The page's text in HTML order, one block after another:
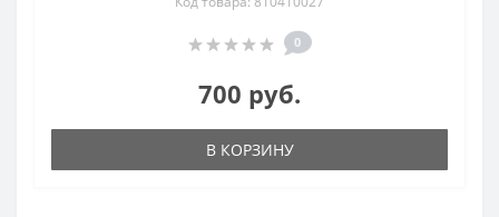
0
700 руб.
В КОРЗИНУ